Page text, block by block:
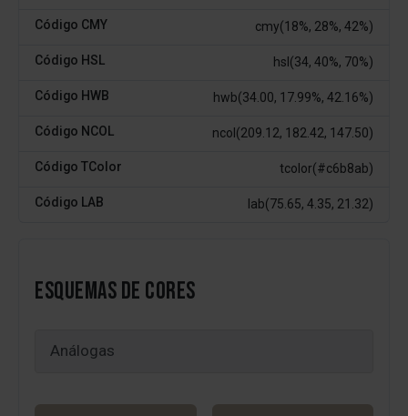
Código CMY cmy(18%, 28%, 42%)
Código HSL hsl(34, 40%, 70%)
Código HWB hwb(34.00, 17.99%, 42.16%)
Código NCOL ncol(209.12, 182.42, 147.50)
Código TColor tcolor(#c6b8ab)
Código LAB lab(75.65, 4.35, 21.32)
ESQUEMAS DE CORES